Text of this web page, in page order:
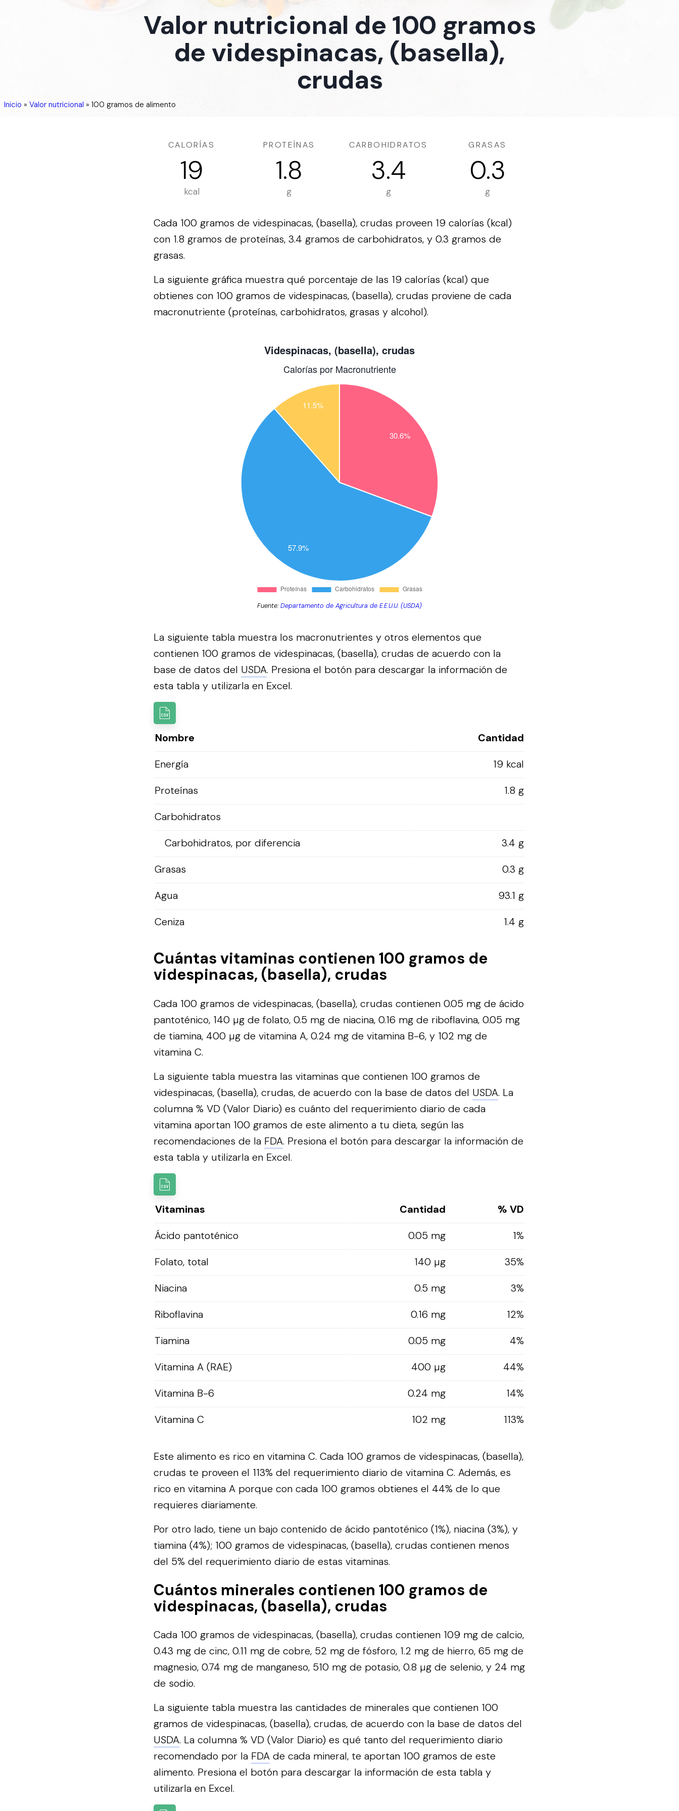
Valor nutricional de 100 gramos
de videspinacas, (basella),
crudas
Inicio » Valor nutricional » 100 gramos de alimento
CALORÍAS
19
kcal
PROTEÍNAS
1.8
g
CARBOHIDRATOS
3.4
g
GRASAS
0.3
g
Cada 100 gramos de videspinacas, (basella), crudas proveen 19 calorías (kcal)
con 1.8 gramos de proteínas, 3.4 gramos de carbohidratos, y 0.3 gramos de
grasas.
La siguiente gráfica muestra qué porcentaje de las 19 calorías (kcal) que
obtienes con 100 gramos de videspinacas, (basella), crudas proviene de cada
macronutriente (proteínas, carbohidratos, grasas y alcohol).
Fuente:Departamento de Agricultura de E.E.U.U. (USDA)
La siguiente tabla muestra los macronutrientes y otros elementos que
contienen 100 gramos de videspinacas, (basella), crudas de acuerdo con la
base de datos del USDA. Presiona el botón para descargar la información de
esta tabla y utilizarla en Excel.
Nombre
Cantidad
Energía
19 kcal
Proteínas
1.8 g
Carbohidratos
Carbohidratos, por diferencia
3.4 g
Grasas
0.3 g
Agua
93.1 g
Ceniza
1.4 g
Cuántas vitaminas contienen 100 gramos de
videspinacas, (basella), crudas
Cada 100 gramos de videspinacas, (basella), crudas contienen 0.05 mg de ácido
pantoténico, 140 µg de folato, 0.5 mg de niacina, 0.16 mg de riboflavina, 0.05 mg
de tiamina, 400 µg de vitamina A, 0.24 mg de vitamina B-6, y 102 mg de
vitamina C.
La siguiente tabla muestra las vitaminas que contienen 100 gramos de
videspinacas, (basella), crudas, de acuerdo con la base de datos del USDA. La
columna % VD (Valor Diario) es cuánto del requerimiento diario de cada
vitamina aportan 100 gramos de este alimento a tu dieta, según las
recomendaciones de la FDA. Presiona el botón para descargar la información de
esta tabla y utilizarla en Excel.
Vitaminas Cantidad
% VD
Ácido pantoténico
0.05 mg
1%
Folato, total
140 µg
35%
Niacina
0.5 mg
3%
Riboflavina
0.16 mg
12%
Tiamina
0.05 mg
4%
Vitamina A (RAE)
400 µg
44%
Vitamina B-6
0.24 mg
14%
Vitamina C
102 mg 113%
Este alimento es rico en vitamina C. Cada 100 gramos de videspinacas, (basella),
crudas te proveen el 113% del requerimiento diario de vitamina C. Además, es
rico en vitamina A porque con cada 100 gramos obtienes el 44% de lo que
requieres diariamente.
Por otro lado, tiene un bajo contenido de ácido pantoténico (1%), niacina (3%), y
tiamina (4%); 100 gramos de videspinacas, (basella), crudas contienen menos
del 5% del requerimiento diario de estas vitaminas.
Cuántos minerales contienen 100 gramos de
videspinacas, (basella), crudas
Cada 100 gramos de videspinacas, (basella), crudas contienen 109 mg de calcio,
0.43 mg de cinc, 0.11 mg de cobre, 52 mg de fósforo, 1.2 mg de hierro, 65 mg de
magnesio, 0.74 mg de manganeso, 510 mg de potasio, 0.8 µg de selenio, y 24 mg
de sodio.
La siguiente tabla muestra las cantidades de minerales que contienen 100
gramos de videspinacas, (basella), crudas, de acuerdo con la base de datos del
USDA. La columna % VD (Valor Diario) es qué tanto del requerimiento diario
recomendado por la FDA de cada mineral, te aportan 100 gramos de este
alimento. Presiona el botón para descargar la información de esta tabla y
utilizarla en Excel.